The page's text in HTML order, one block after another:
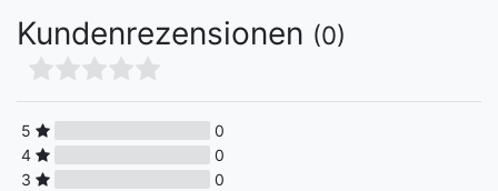
Kundenrezensionen (0)
5
0
4
0
3
0